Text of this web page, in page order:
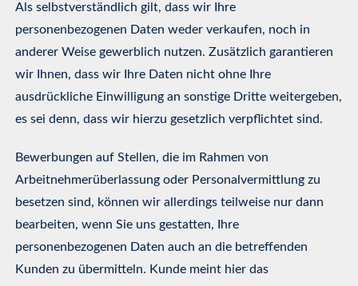
Als selbstverständlich gilt, dass wir Ihre
personenbezogenen Daten weder verkaufen, noch in
anderer Weise gewerblich nutzen. Zusätzlich garantieren
wir Ihnen, dass wir Ihre Daten nicht ohne Ihre
ausdrückliche Einwilligung an sonstige Dritte weitergeben,
es sei denn, dass wir hierzu gesetzlich verpflichtet sind.
Bewerbungen auf Stellen, die im Rahmen von
Arbeitnehmerüberlassung oder Personalvermittlung zu
besetzen sind, können wir allerdings teilweise nur dann
bearbeiten, wenn Sie uns gestatten, Ihre
personenbezogenen Daten auch an die betreffenden
Kunden zu übermitteln. Kunde meint hier das